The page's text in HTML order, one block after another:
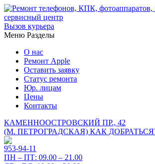
Вызов курьера
Меню Разделы
О нас
Ремонт Apple
Оставить заявку
Статус ремонта
Юр. лицам
Цены
Контакты
КАМЕННООСТРОВСКИЙ ПР., 42
(М. ПЕТРОГРАДСКАЯ) КАК
953-94-11
ПН – ПТ: 09.00 – 21.00